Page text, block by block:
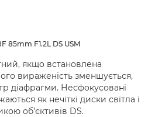
85mm F1.2L DS USM
якщо встановлена​
вираженість зменшується,
діафрагми. Несфокусовані
як нечіткі диски світла і
об’єктивів DS.